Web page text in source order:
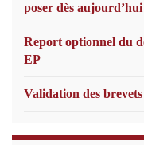
poser dès aujourd’hui
Report optionnel du
EP
Validation des